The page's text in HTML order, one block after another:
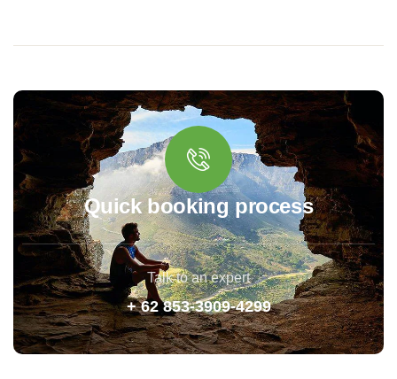
Quick booking process
Talk to an expert
+ 62 853-3909-4299